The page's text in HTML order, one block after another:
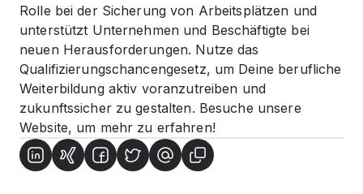
Rolle bei der Sicherung von Arbeitsplätzen und
unterstützt Unternehmen und Beschäftigte bei
neuen Herausforderungen. Nutze das
Qualifizierungschancengesetz, um Deine berufliche
Weiterbildung aktiv voranzutreiben und
zukunftssicher zu gestalten. Besuche unsere
Website, um mehr zu erfahren!